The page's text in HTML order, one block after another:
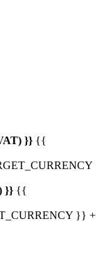
}} {{
}} {{
}} +